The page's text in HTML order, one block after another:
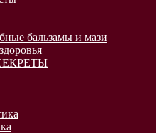
бальзамы и мази